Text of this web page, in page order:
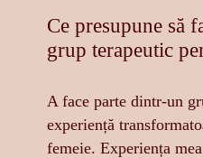
Ce presupune să
grup terapeutic
A face parte dintr-un
experiență
femeie. Experiența